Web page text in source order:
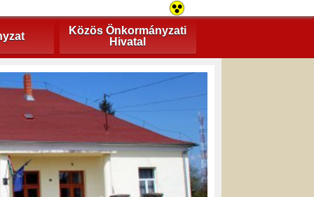
Közös Önkormányzati
Hivatal